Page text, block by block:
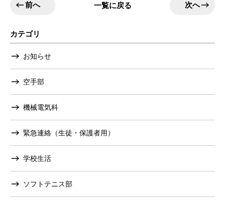
前へ 一覧に戻る 次へ
カテゴリ
お知らせ
空手部
機械電気科
緊急連絡（生徒・保護者用）
学校生活
ソフトテニス部